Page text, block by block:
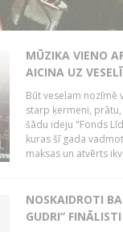
MŪZIKA VIENO
AICINA UZ
Būt veselam nozīmē
starp ķermeni,
šādu ideju "Fonds
kuras šī gada
maksas un atvērts
NOSKAIDROTI
GUDRI” FINĀLISTI